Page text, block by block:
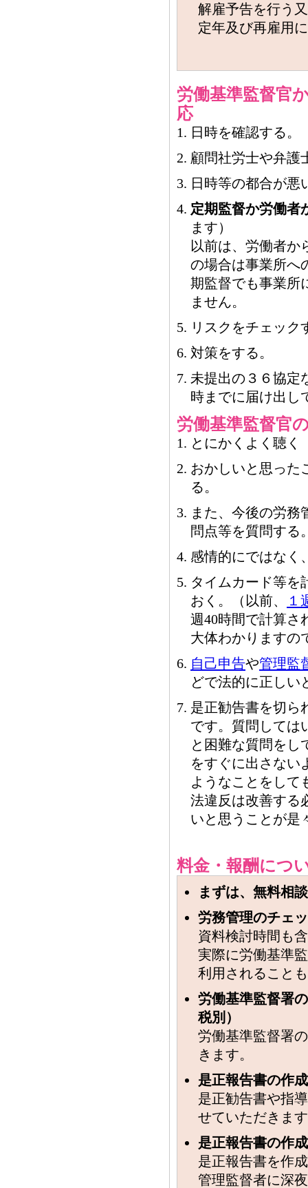
解雇予告を行う
定年及び再雇用
労働基準監督官
応
日時を確認する。
顧問社労士や弁護
日時等の都合が悪
定期監督か労働者
ます）
以前は、労働者か
の場合は事業所へ
期監督でも事業所
ません。
リスクをチェック
対策をする。
未提出の３６協定
時までに届け出し
労働基準監督官
とにかくよく聴く
おかしいと思った
る。
また、今後の労務
問点等を質問する
感情的にではなく
タイムカード等を
おく。（以前、
１
週40時間で計算さ
大体わかりますの
自己申告や管理監
どで法的に正しい
是正勧告書を切ら
です。質問しては
と困難な質問をし
をすぐに出さない
ようなことをして
法違反は改善する
いと思うことが是
料金・報酬につ
まずは、無料相
労務管理のチェ
資料検討時間も
実際に労働基準
利用されること
労働基準監督署
税別）
労働基準監督署
きます。
是正報告書の作
是正勧告書や指
せていただきま
是正報告書の作
是正報告書を作
管理監督者に深